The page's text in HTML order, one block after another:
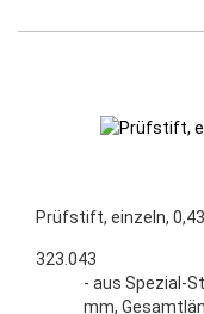
Prüfstift, einzeln,
323.043
- aus Spezial-
mm,